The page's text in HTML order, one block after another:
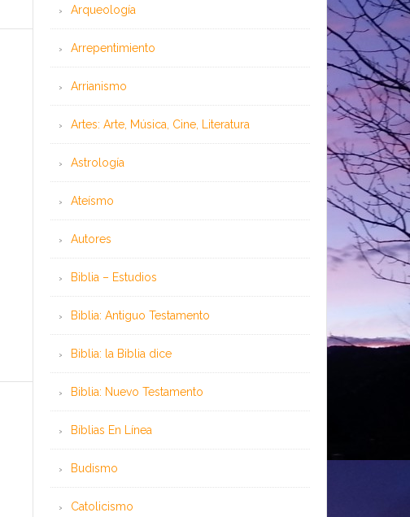
Arqueología
Arrepentimiento
Arrianismo
Artes: Arte, Música, Cine, Literatura
Astrología
Ateísmo
Autores
Biblia – Estudios
Biblia: Antiguo Testamento
Biblia: la Biblia dice
Biblia: Nuevo Testamento
Bíblias En Línea
Budismo
Catolicismo